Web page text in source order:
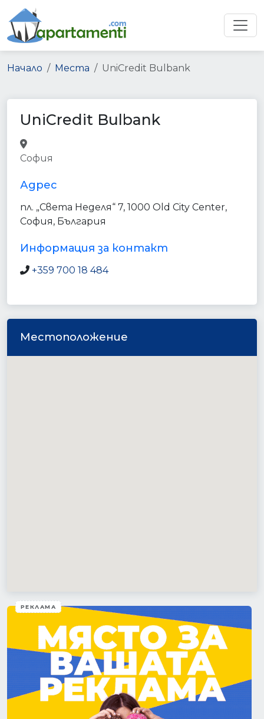
Начало Места UniCredit Bulbank
UniCredit Bulbank
София
Адрес
пл. „Света Неделя“ 7, 1000 Old City Center,
София, България
Информация за контакт
+359 700 18 484
Местоположение
РЕКЛАМА